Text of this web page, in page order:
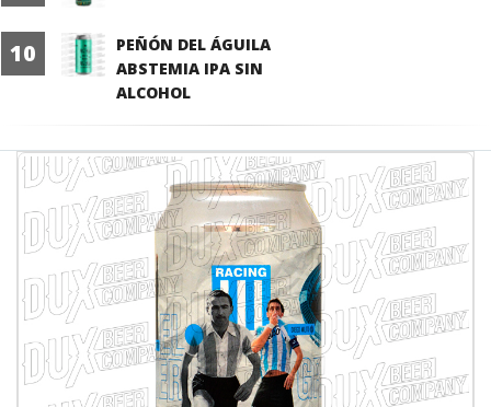
10
PEÑÓN DEL ÁGUILA
ABSTEMIA IPA SIN
ALCOHOL